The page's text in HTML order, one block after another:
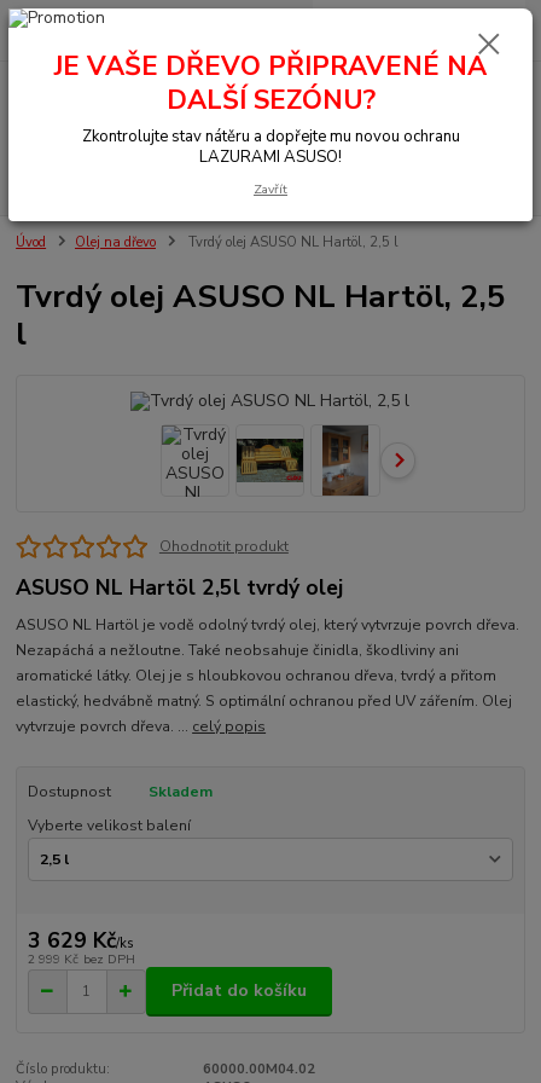
+420 377 441 961 0,00 Kč
Úvod Olej na dřevo Tvrdý olej ASUSO NL Hartöl, 2,5 l
Tvrdý olej ASUSO NL Hartöl, 2,5
l
Ohodnotit produkt
ASUSO NL Hartöl 2,5l tvrdý olej
ASUSO NL Hartöl je vodě odolný tvrdý olej, který vytvrzuje povrch dřeva.
Nezapáchá a nežloutne. Také neobsahuje činidla, škodliviny ani
aromatické látky. Olej je s hloubkovou ochranou dřeva, tvrdý a přitom
elastický, hedvábně matný. S optimální ochranou před UV zářením. Olej
vytvrzuje povrch dřeva. ... celý popis
Dostupnost
Skladem
Vyberte velikost balení
3 629 Kč/ks
2 999 Kč bez DPH
Přidat do košíku
Číslo produktu:
60000.00M04.02
JE VAŠE DŘEVO PŘIPRAVENÉ NA
DALŠÍ SEZÓNU?
Zkontrolujte stav nátěru a dopřejte mu novou ochranu
LAZURAMI ASUSO!
Zavřít